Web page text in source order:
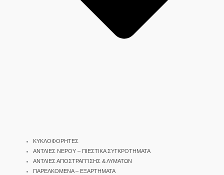
ΚΥΚΛΟΦΟΡΗΤΕΣ
ΑΝΤΛΙΕΣ ΝΕΡΟΥ – ΠΙΕΣΤΙΚΑ ΣΥΓΚΡΟΤΗΜΑΤΑ
ΑΝΤΛΙΕΣ ΑΠΟΣΤΡΑΓΓΙΣΗΣ & ΛΥΜΑΤΩΝ
ΠΑΡΕΛΚΟΜΕΝΑ – ΕΞΑΡΤΗΜΑΤΑ